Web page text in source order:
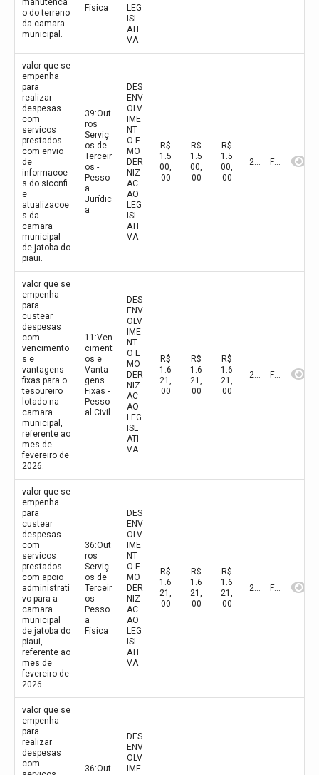
manutenca
o do terreno
da camara
municipal.
Física
LEG
ISL
ATI
VA
valor que se
empenha
para
realizar
despesas
com
servicos
prestados
com envio
de
informacoe
s do siconfi
e
atualizacoe
s da
camara
municipal
de jatoba do
piaui.
39:Out
ros
Serviç
os de
Terceir
os -
Pesso
a
Jurídic
a
DES
ENV
OLV
IME
NT
O E
MO
DER
NIZ
AC
AO
LEG
ISL
ATI
VA
R$
1.5
00,
00
R$
1.5
00,
00
R$
1.5
00,
00
2026 Fevereiro
valor que se
empenha
para
custear
despesas
com
vencimento
s e
vantagens
fixas para o
tesoureiro
lotado na
camara
municipal,
referente ao
mes de
fevereiro de
2026.
11:Ven
ciment
os e
Vanta
gens
Fixas -
Pesso
al Civil
DES
ENV
OLV
IME
NT
O E
MO
DER
NIZ
AC
AO
LEG
ISL
ATI
VA
R$
1.6
21,
00
R$
1.6
21,
00
R$
1.6
21,
00
2026 Fevereiro
valor que se
empenha
para
custear
despesas
com
servicos
prestados
com apoio
administrati
vo para a
camara
municipal
de jatoba do
piaui,
referente ao
mes de
fevereiro de
2026.
36:Out
ros
Serviç
os de
Terceir
os -
Pesso
a
Física
DES
ENV
OLV
IME
NT
O E
MO
DER
NIZ
AC
AO
LEG
ISL
ATI
VA
R$
1.6
21,
00
R$
1.6
21,
00
R$
1.6
21,
00
2026 Fevereiro
valor que se
empenha
para
realizar
despesas
com
36:Out
DES
ENV
OLV
IME